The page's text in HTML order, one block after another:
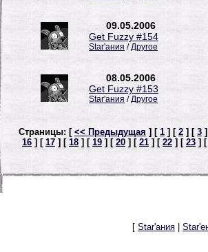
09.05.2006
Get Fuzzy #154
Star'ания /Другое
08.05.2006
Get Fuzzy #153
Star'ания /Другое
Страницы: [ << Предыдущая ] [ 1 ] [ 2 ] [ 3
16 ] [ 17 ] [ 18 ] [ 19 ] [ 20 ] [ 21 ] [ 22 ] [23 ]
[ Star'ания